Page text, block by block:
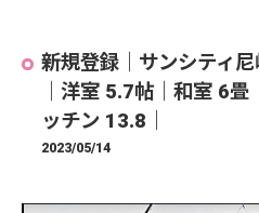
新規登録｜サンシティ
｜洋室 5.7帖｜和室 6
ッチン 13.8｜
2023/05/14